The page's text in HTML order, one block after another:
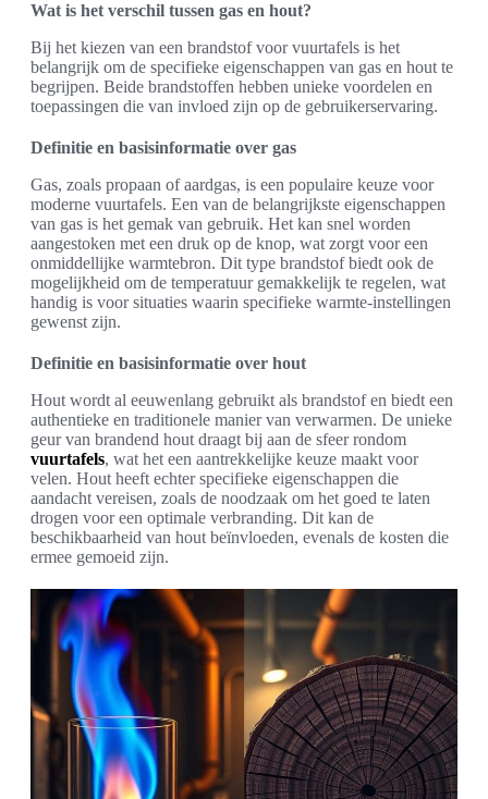
Wat is het verschil tussen gas en hout?
Bij het kiezen van een brandstof voor vuurtafels is het
belangrijk om de specifieke eigenschappen van gas en hout te
begrijpen. Beide brandstoffen hebben unieke voordelen en
toepassingen die van invloed zijn op de gebruikerservaring.
Definitie en basisinformatie over gas
Gas, zoals propaan of aardgas, is een populaire keuze voor
moderne vuurtafels. Een van de belangrijkste eigenschappen
van gas is het gemak van gebruik. Het kan snel worden
aangestoken met een druk op de knop, wat zorgt voor een
onmiddellijke warmtebron. Dit type brandstof biedt ook de
mogelijkheid om de temperatuur gemakkelijk te regelen, wat
handig is voor situaties waarin specifieke warmte-instellingen
gewenst zijn.
Definitie en basisinformatie over hout
Hout wordt al eeuwenlang gebruikt als brandstof en biedt een
authentieke en traditionele manier van verwarmen. De unieke
geur van brandend hout draagt bij aan de sfeer rondom
vuurtafels, wat het een aantrekkelijke keuze maakt voor
velen. Hout heeft echter specifieke eigenschappen die
aandacht vereisen, zoals de noodzaak om het goed te laten
drogen voor een optimale verbranding. Dit kan de
beschikbaarheid van hout beïnvloeden, evenals de kosten die
ermee gemoeid zijn.